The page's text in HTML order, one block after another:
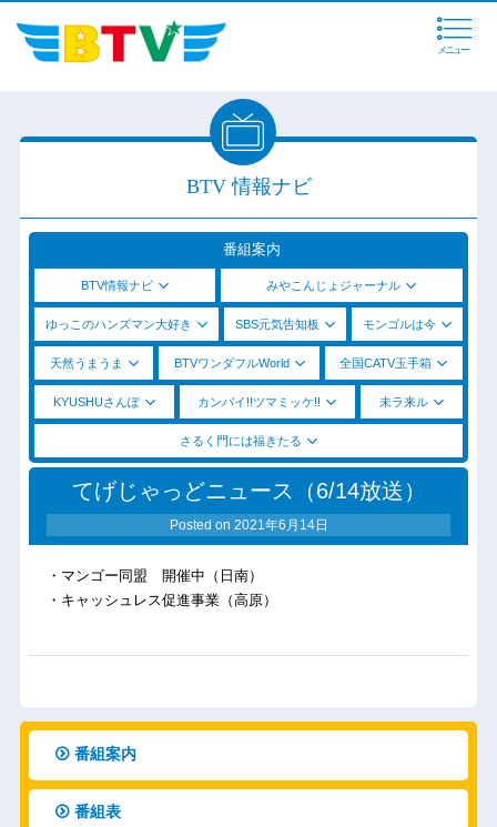
メニュー
BTV 情報ナビ
番組案内
BTV情報ナビ みやこんじょジャーナル
ゆっこのハンズマン大好き SBS元気告知板 モンゴルは今
天然うまうま BTVワンダフルWorld 全国CATV玉手箱
KYUSHUさんぽ カンパイ!!ツマミッケ!! 未ラ来ル
さるく門には福きたる
てげじゃっどニュース（6/14放送）
Posted on 2021年6月14日
・マンゴー同盟 開催中（日南）
・キャッシュレス促進事業（高原）
番組案内
番組表